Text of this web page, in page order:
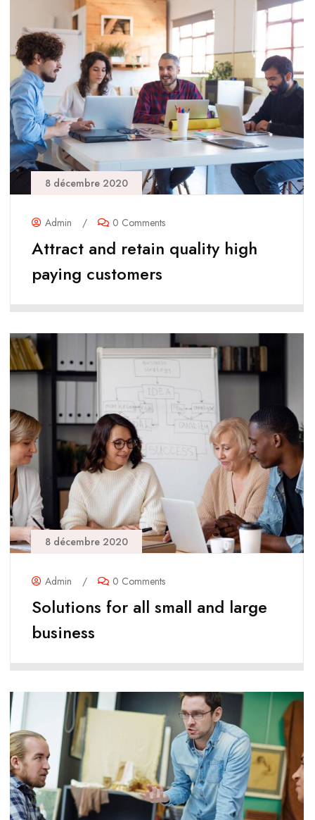
8 décembre 2020
Admin / 0 Comments
Attract and retain quality high
paying customers
8 décembre 2020
Admin / 0 Comments
Solutions for all small and large
business